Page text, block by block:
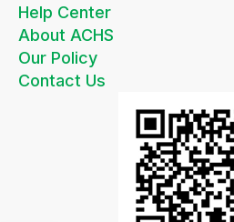
Help Center
About ACHS
Our Policy
Contact Us